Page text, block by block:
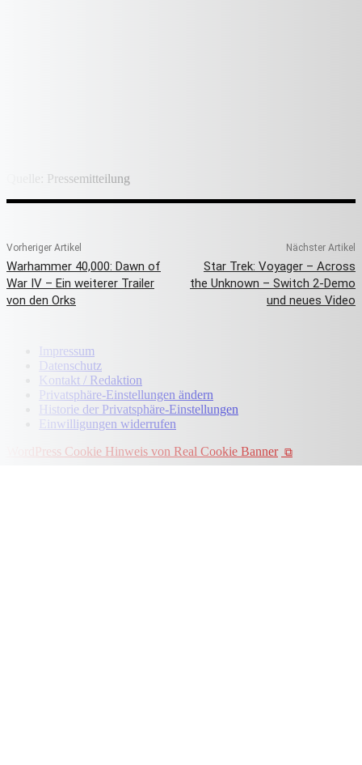
Quelle: Pressemitteilung
Vorheriger Artikel
Warhammer 40,000: Dawn of
War IV – Ein weiterer Trailer
von den Orks
Nächster Artikel
Star Trek: Voyager – Across
the Unknown – Switch 2-Demo
und neues Video
Impressum
Datenschutz
Kontakt / Redaktion
Privatsphäre-Einstellungen ändern
Historie der Privatsphäre-Einstellungen
Einwilligungen widerrufen
WordPress Cookie Hinweis von Real Cookie Banner